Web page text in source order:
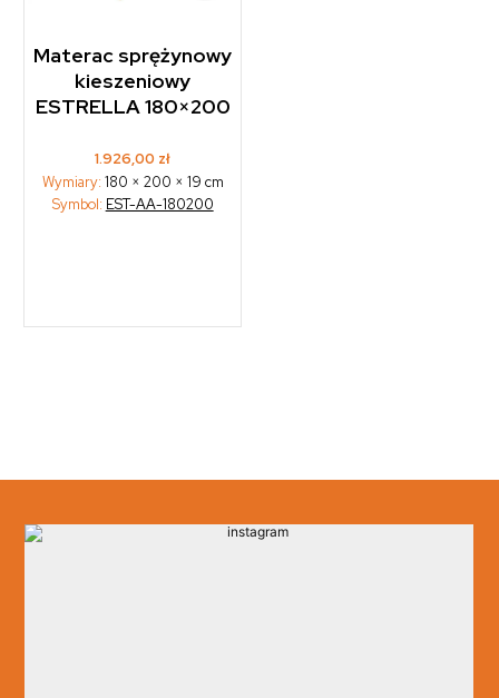
Materac sprężynowy
kieszeniowy
ESTRELLA 180×200
1.926,00 zł
Wymiary: 180 × 200 × 19 cm
Symbol: EST-AA-180200